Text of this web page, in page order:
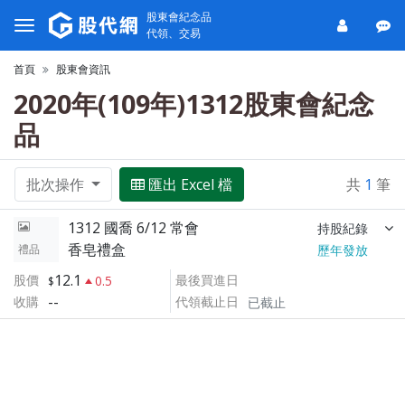
股東會紀念品
代領、交易
首頁 股東會資訊
2020年(109年)1312股東會紀念
品
批次操作 匯出 Excel 檔 共 1 筆
禮品
1312 國喬 6/12 常會 持股紀錄
香皂禮盒
歷年發放
股價
12.1
0.5
收購 --
最後買進日
代領截止日
已截止